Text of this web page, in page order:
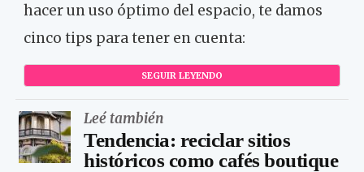
hacer un uso óptimo del espacio, te damos
cinco tips para tener en cuenta:
SEGUIR LEYENDO
Leé también
Tendencia: reciclar sitios
históricos como cafés boutique